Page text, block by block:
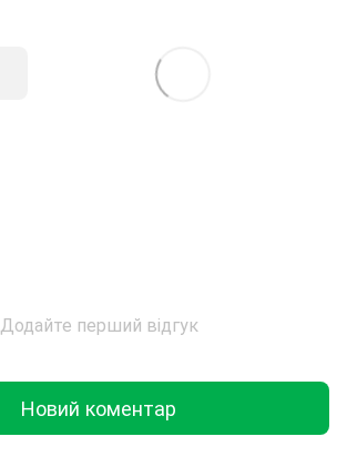
Додайте перший відгук
Новий коментар